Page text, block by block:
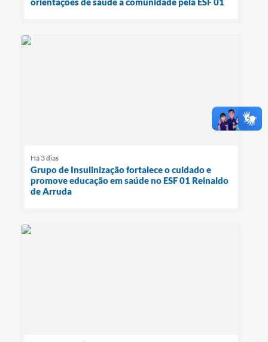
Há 3 dias
Grupo de Insulinização fortalece o cuidado e
promove educação em saúde no ESF 01 Reinaldo
de Arruda